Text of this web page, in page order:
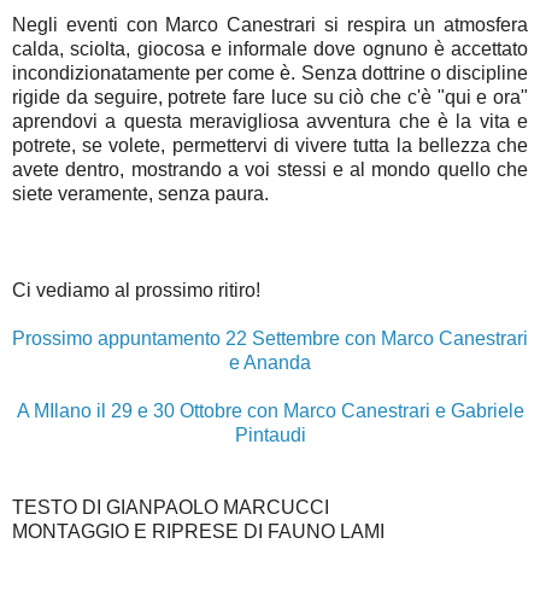
Negli eventi con Marco Canestrari si respira un atmosfera
calda, sciolta, giocosa e informale dove ognuno è accettato
incondizionatamente per come è. Senza dottrine o discipline
rigide da seguire, potrete fare luce su ciò che c'è "qui e ora"
aprendovi a questa meravigliosa avventura che è la vita e
potrete, se volete, permettervi di vivere tutta la bellezza che
avete dentro, mostrando a voi stessi e al mondo quello che
siete veramente, senza paura.
Ci vediamo al prossimo ritiro!
Prossimo appuntamento 22 Settembre con Marco Canestrari
e Ananda
A MIlano il 29 e 30 Ottobre con Marco Canestrari e Gabriele
Pintaudi
TESTO DI GIANPAOLO MARCUCCI
MONTAGGIO E RIPRESE DI FAUNO LAMI